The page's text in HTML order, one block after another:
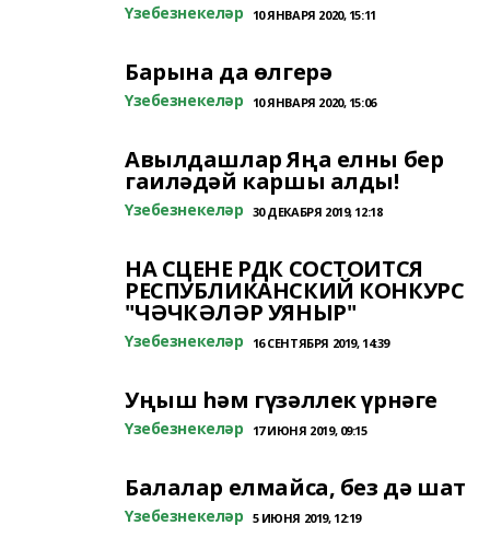
Үзебезнекеләр 10 ЯНВАРЯ 2020, 15:11
Барына да өлгерә
Үзебезнекеләр 10 ЯНВАРЯ 2020, 15:06
Авылдашлар Яңа елны бер
гаиләдәй каршы алды!
Үзебезнекеләр 30 ДЕКАБРЯ 2019, 12:18
НА СЦЕНЕ РДК СОСТОИТСЯ
РЕСПУБЛИКАНСКИЙ КОНКУРС
"ЧӘЧКӘЛӘР УЯНЫР"
Үзебезнекеләр 16 СЕНТЯБРЯ 2019, 14:39
Уңыш һәм гүзәллек үрнәге
Үзебезнекеләр 17 ИЮНЯ 2019, 09:15
Балалар елмайса, без дә шат
Үзебезнекеләр 5 ИЮНЯ 2019, 12:19